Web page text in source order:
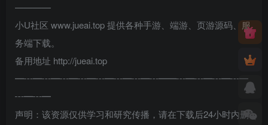
————
小U社区 www.jueai.top 提供各种手游、端游、页游源码、服
务端下载。
备用地址 http://jueai.top
━┅━┅━┅━┅━┅━┅━┅━┅━━┅━┅━┅━┅━
┅━┅━
声明：该资源仅供学习和研究传播，请在下载后24小时内删